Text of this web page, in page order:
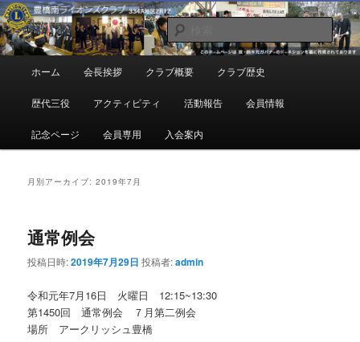
メ
イ
ン
コ
サ
ブ
コ
ン
豊橋南ライオンズクラブ
地域奉仕ボランティア
検
索
ュ
ホーム 会長挨拶 クラブ概要 クラブ歴史
歴代三役 アクティビティ 活動報告 会員情報
記念ページ 会員専用 入会案内
月別アーカイブ:2019年7月
通常例会
投稿日時:2019年7月29日 投稿者:admin
令和元年7月16日 火曜日 12:15~13:30
第1450回 通常例会 ７月第二例会
場所 アークリッシュ豊橋